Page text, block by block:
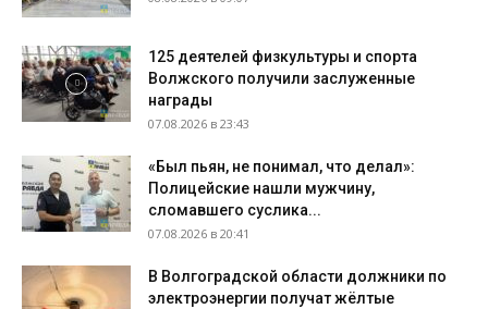
125 деятелей физкультуры и спорта
Волжского получили заслуженные
награды
07.08.2026 в 23:43
«Был пьян, не понимал, что делал»:
Полицейские нашли мужчину,
сломавшего суслика...
07.08.2026 в 20:41
В Волгоградской области должники по
электроэнергии получат жёлтые